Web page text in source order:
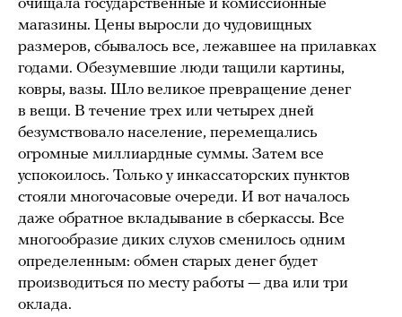
очищала государственные и комиссионные
магазины. Цены выросли до чудовищных
размеров, сбывалось все, лежавшее на прилавках
годами. Обезумевшие люди тащили картины,
ковры, вазы. Шло великое превращение денег
в вещи. В течение трех или четырех дней
безумствовало население, перемещались
огромные миллиардные суммы. Затем все
успокоилось. Только у инкассаторских пунктов
стояли многочасовые очереди. И вот началось
даже обратное вкладывание в сберкассы. Все
многообразие диких слухов сменилось одним
определенным: обмен старых денег будет
производиться по месту работы — два или три
оклада.